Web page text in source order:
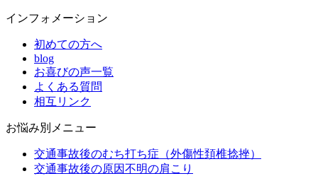
インフォメーション
初めての方へ
blog
お喜びの声一覧
よくある質問
相互リンク
お悩み別メニュー
交通事故後のむち打ち症（外傷性頚椎捻挫）
交通事故後の原因不明の肩こり